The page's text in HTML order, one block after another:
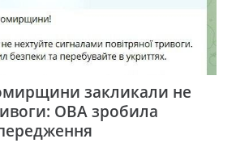
закликали не
ОВА зробила